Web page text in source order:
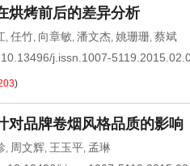
烘烤前后的差异分析
, 任竹, 向章敏, 潘文杰, 姚珊珊, 蔡斌
10.13496/j.issn.1007-
)
对品牌卷烟风格品质的影响
, 周文辉, 王玉平, 孟琳